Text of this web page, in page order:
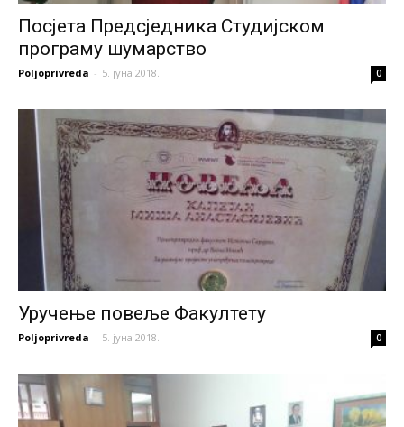
Посјета Предсједника Студијском
програму шумарство
Poljoprivreda - 5. јуна 2018. 0
Уручење повеље Факултету
Poljoprivreda - 5. јуна 2018. 0